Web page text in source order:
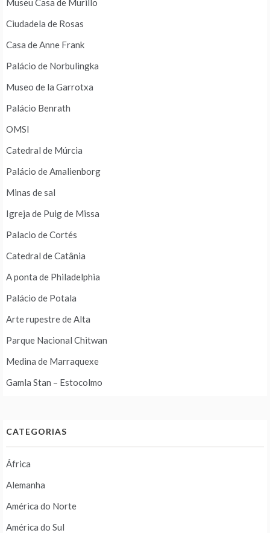
Museu Casa de Murillo
Ciudadela de Rosas
Casa de Anne Frank
Palácio de Norbulingka
Museo de la Garrotxa
Palácio Benrath
OMSI
Catedral de Múrcia
Palácio de Amalienborg
Minas de sal
Igreja de Puig de Missa
Palacio de Cortés
Catedral de Catânia
A ponta de Philadelphia
Palácio de Potala
Arte rupestre de Alta
Parque Nacional Chitwan
Medina de Marraquexe
Gamla Stan – Estocolmo
CATEGORIAS
África
Alemanha
América do Norte
América do Sul